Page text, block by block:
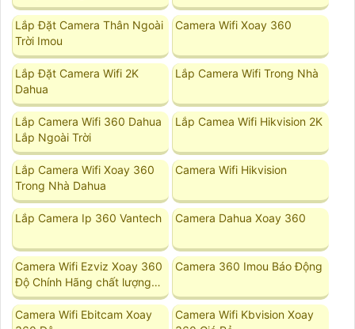
Lắp Đặt Camera Thân Ngoài
Trời Imou
Camera Wifi Xoay 360
Lắp Đặt Camera Wifi 2K
Dahua
Lắp Camera Wifi Trong Nhà
Lắp Camera Wifi 360 Dahua
Lắp Ngoài Trời
Lắp Camea Wifi Hikvision 2K
Lắp Camera Wifi Xoay 360
Trong Nhà Dahua
Camera Wifi Hikvision
Lắp Camera Ip 360 Vantech Camera Dahua Xoay 360
Camera Wifi Ezviz Xoay 360
Độ Chính Hãng chất lượng
tốt
Camera 360 Imou Báo Động
Camera Wifi Ebitcam Xoay
Camera Wifi Kbvision Xoay